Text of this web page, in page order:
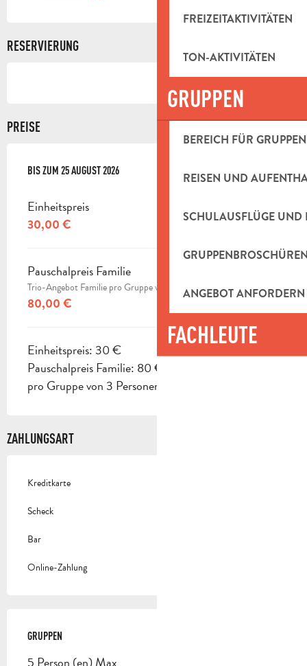
FREIZEITAKTIVITÄTEN
TON-AKTIVITÄTEN
GRUPPEN
BEREICH FÜR GRUPPEN
REISEN UND
SCHULAUSFLÜGE UND
ANGEBOT ANFORDERN
FACHLEUTE
RESERVIERUNG
PREISE
AB11 FEBRUAR 2026BIS ZUM
BIS ZUM 25 AUGUST 2026
Einheitspreis
30,00 €
Pauschalpreis Familie
Trio-Angebot Familie pro Gruppe von 3 Personen
80,00 €
Einheitspreis: 30 €
Pauschalpreis Familie: 80 € (Trio-Angebot Familie
pro Gruppe von 3 Personen).
ZAHLUNGSART
Kreditkarte
Scheck
Bar
Online-Zahlung
GRUPPEN
GRUPPEN